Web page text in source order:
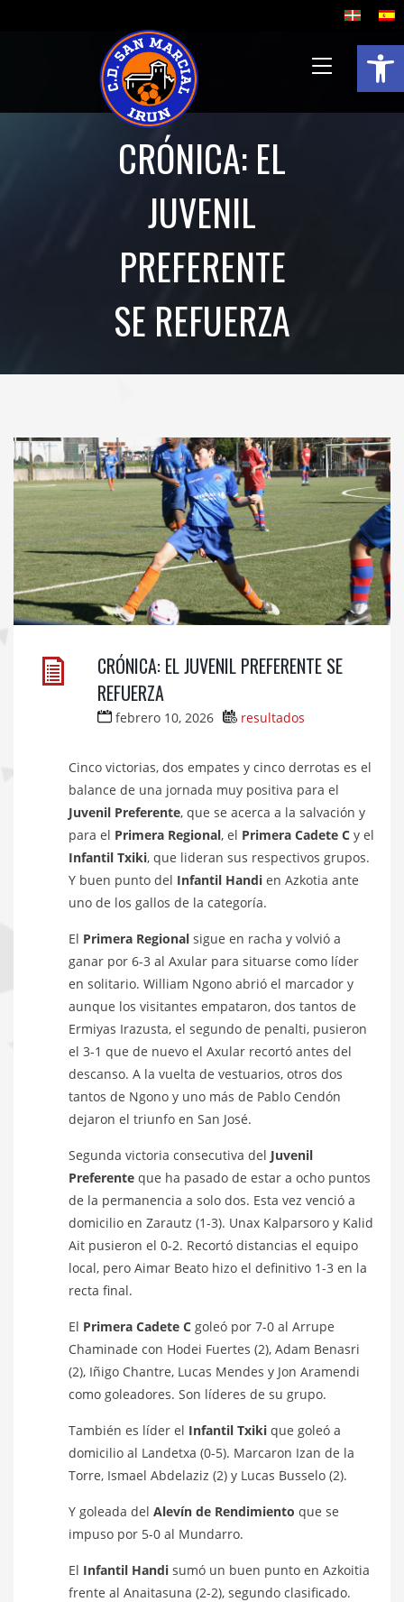
Abrir
CRÓNICA: EL
JUVENIL
PREFERENTE
SE REFUERZA
CRÓNICA: EL JUVENIL PREFERENTE SE
REFUERZA
febrero 10, 2026 resultados
Cinco victorias, dos empates y cinco derrotas es el
balance de una jornada muy positiva para el
Juvenil Preferente, que se acerca a la salvación y
para el Primera Regional, el Primera Cadete C y el
Infantil Txiki, que lideran sus respectivos grupos.
Y buen punto del Infantil Handi en Azkotia ante
uno de los gallos de la categoría.
El Primera Regional sigue en racha y volvió a
ganar por 6-3 al Axular para situarse como líder
en solitario. William Ngono abrió el marcador y
aunque los visitantes empataron, dos tantos de
Ermiyas Irazusta, el segundo de penalti, pusieron
el 3-1 que de nuevo el Axular recortó antes del
descanso. A la vuelta de vestuarios, otros dos
tantos de Ngono y uno más de Pablo Cendón
dejaron el triunfo en San José.
Segunda victoria consecutiva del Juvenil
Preferente que ha pasado de estar a ocho puntos
de la permanencia a solo dos. Esta vez venció a
domicilio en Zarautz (1-3). Unax Kalparsoro y Kalid
Ait pusieron el 0-2. Recortó distancias el equipo
local, pero Aimar Beato hizo el definitivo 1-3 en la
recta final.
El Primera Cadete C goleó por 7-0 al Arrupe
Chaminade con Hodei Fuertes (2), Adam Benasri
(2), Iñigo Chantre, Lucas Mendes y Jon Aramendi
como goleadores. Son líderes de su grupo.
También es líder el Infantil Txiki que goleó a
domicilio al Landetxa (0-5). Marcaron Izan de la
Torre, Ismael Abdelaziz (2) y Lucas Busselo (2).
Y goleada del Alevín de Rendimiento que se
impuso por 5-0 al Mundarro.
El Infantil Handi sumó un buen punto en Azkoitia
frente al Anaitasuna (2-2), segundo clasificado.